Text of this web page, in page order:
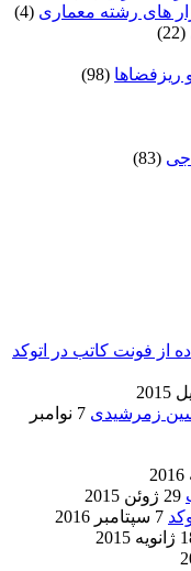
های رشته معماری (4)
(22)
ریزفضاها (98)
(83)
از فونت کاتب در اتوکد
زمرشیدی
7 نوامبر
29 ژوئن 2015
7 سپتامبر 2016
2015